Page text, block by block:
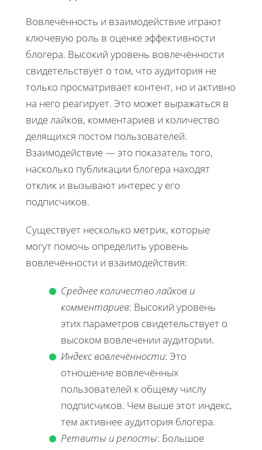
Вовлечённость и взаимодействие играют
ключевую роль в оценке эффективности
блогера. Высокий уровень вовлечённости
свидетельствует о том, что аудитория не
только просматривает контент, но и активно
на него реагирует. Это может выражаться в
виде лайков, комментариев и количество
делящихся постом пользователей.
Взаимодействие — это показатель того,
насколько публикации блогера находят
отклик и вызывают интерес у его
подписчиков.
Существует несколько метрик, которые
могут помочь определить уровень
вовлечённости и взаимодействия:
Среднее количество лайков и
комментариев: Высокий уровень
этих параметров свидетельствует о
высоком вовлечении аудитории.
Индекс вовлечённости: Это
отношение вовлечённых
пользователей к общему числу
подписчиков. Чем выше этот индекс,
тем активнее аудитория блогера.
Ретвиты и репосты: Большое